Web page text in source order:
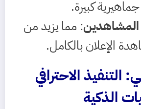
كبيرة.
المشاهدين: مما يزيد من
الإعلان بالكامل.
التنفيذ الاحترافي
الذكية